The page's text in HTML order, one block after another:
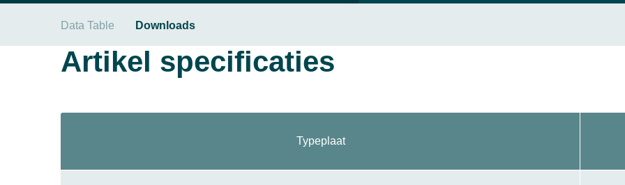
Data Table Downloads
Artikel specificaties
Typeplaat